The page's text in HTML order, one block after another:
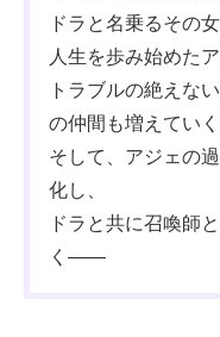
ドラと名乗るその
人生を歩み始めたア
トラブルの絶えな
の仲間も増えていく
そして、アジェの
化し、
ドラと共に召喚師
く――